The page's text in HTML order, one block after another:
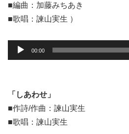
■編曲：加藤みちあき
■歌唱：諫山実生 ）
声
ヤ
00:00
「しあわせ」
■作詩/作曲：諫山実生
■歌唱：諫山実生